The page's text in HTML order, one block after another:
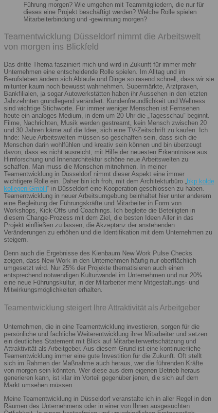
Führung morgen? Wie umgehen mit Teammitgliedern, die nur für
dieses eine Projekt beschäftigt werden? Welche Rolle spielen
Mitarbeiterbindung und -gewinnung morgen?
Teamentwicklung Düsseldorf nimmt die Arbeitswelt
von morgen ins Blickfeld
Das dritte Thema fasziniert mich und wird in Zukunft für immer mehr
Unternehmen eine entscheidende Rolle spielen. Im Alltag und im
Berufsleben ändern sich Abläufe und Dinge so rasend schnell, dass wir sie
mitunter kaum noch bewusst wahrnehmen. Supermärkte, Arztpraxen,
Bankfilialen, ja sogar Autowerkstätten haben ihr Aussehen in den letzten
Jahrzehnten grundlegend verändert. Kundenfreundlichkeit und Wellness
sind wichtige Stichworte. Für immer weniger Menschen ist Fernsehen
heute ein analoges Medium, in dem um 20 Uhr die „Tagesschau“ beginnt.
Filme, Nachrichten, Musik werden gestreamt, kein Mensch zwischen 20
und 30 Jahren käme auf die Idee, sich eine TV-Zeitschrift zu kaufen. Ich
finde: Neue Arbeitswelten müssen so geschaffen sein, dass sich die
Menschen darin wohlfühlen und kreativ sein können und bin überzeugt
davon, dass es nicht ausreicht, mit Hilfe der neuesten Erkenntnisse aus
Hirnforschung und Innenarchitektur schöne neue Arbeitswelten zu
schaffen. Man muss die Menschen mitnehmen. In meiner
Teamentwicklung in Düsseldorf nimmt dieser Aspekt eine immer
wichtigere Rolle ein. Daher bin ich froh, mit dem Architekturbüro „bkp kolde
kollegen GmbH“ in Düsseldorf eine Kooperation geschlossen zu haben.
Teamentwicklung in neuer Arbeitsumgebung beinhaltet hier unter anderem
eine Begleitung der Führungskräfte und Mitarbeiter in Form von
Workshops, Kick-Offs und Coachings. Ich begleite die Beteiligten in
diesem Change-Prozess mit dem Ziel, die besten Ideen Aller in das
Projekt einfließen zu lassen, die Akzeptanz der anstehenden
Veränderungen zu erhöhen und die Identifikation mit dem Unternehmen zu
steigern.
Denn auch die Ergebnisse des Kienbaum New Work Pulse Checks
zeigen, dass New Work in den Unternehmen häufig nur oberflächlich
umgesetzt wird. Nur 25% der Projekte thematisieren auch einen
entsprechend notwendigen Kulturwandel im Unternehmen und nur 20%
eine neue Führungskultur, in der Mitarbeiter mehr Mitgestaltungs- und
Mitwirkungsmöglichkeiten erhalten.
Teamentwicklung steigert Ihre Attraktivität als Arbeitgeber
Unternehmen, die in eine Teamentwicklung investieren, sorgen für die
persönliche und fachliche Weiterentwicklung ihrer Mitarbeiter und setzen
ein deutliches Statement mit Blick auf Mitarbeiterwertschätzung und
Attraktivität als Arbeitgeber. Aus diesem Grund ist eine kontinuierliche
Teamentwicklung immer eine gute Investition für die Zukunft. Oft stellt
sich im Rahmen der Maßnahme auch heraus, wer die führenden Kräfte
von morgen sein könnten. Wer diese aus dem eigenen Betrieb heraus
generieren kann, ist klar im Vorteil gegenüber jenen, die sich auf dem
Markt umsehen müssen.
Meine Teamentwicklung in Düsseldorf veranstalte ich in aller Regel in den
Räumen des Unternehmens oder in einer von Ihnen ausgesuchten